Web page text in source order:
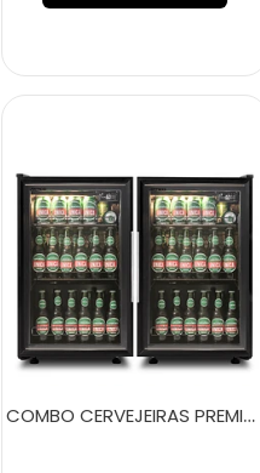
COMBO CERVEJEIRAS PREMIUM ARTICO 100L